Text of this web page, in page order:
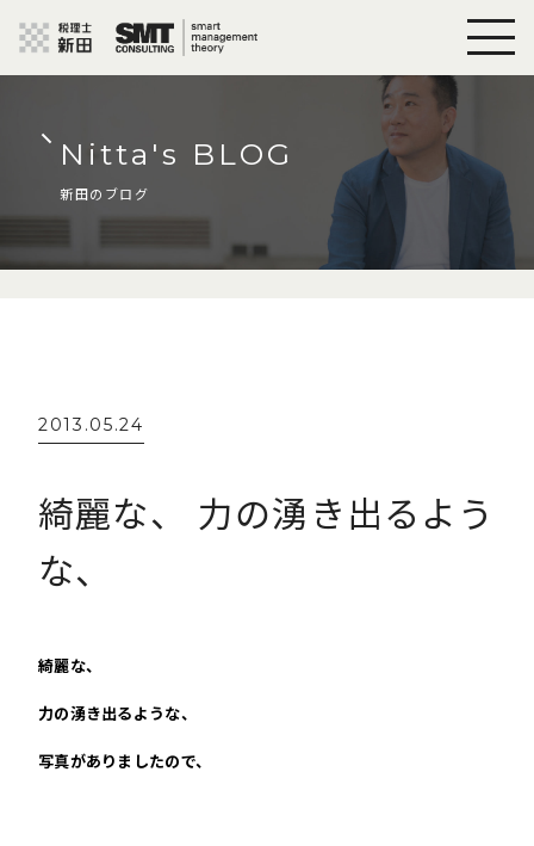
Nitta's BLOG
新田のブログ
2013.05.24
綺麗な、 力の湧き出るよう
な、
綺麗な、
力の湧き出るような、
写真がありましたので、